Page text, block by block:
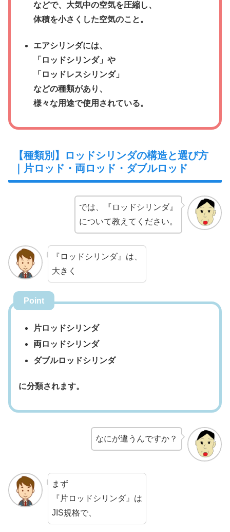
などで、大気中の空気を圧縮し、
体積を小さくした空気のこと。
エアシリンダには、
「ロッドシリンダ」や
「ロッドレスシリンダ」
などの種類があり、
様々な用途で使用されている。
【種類別】ロッドシリンダの構造と選び方
｜片ロッド・両ロッド・ダブルロッド
では、『ロッドシリンダ』
について教えてください。
『ロッドシリンダ』は、
大きく
Point
片ロッドシリンダ
両ロッドシリンダ
ダブルロッドシリンダ
に分類されます。
なにが違うんですか？
まず
『片ロッドシリンダ』は
JIS規格で、